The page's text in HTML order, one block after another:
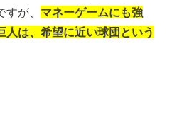
が、 マネーゲームにも強
人は、希望に近い球団という